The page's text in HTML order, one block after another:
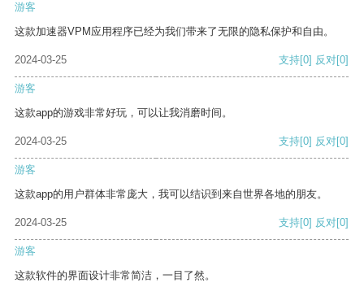
游客
这款加速器VPM应用程序已经为我们带来了无限的隐私保护和自由。
2024-03-25 支持[0] 反对[0]
游客
这款app的游戏非常好玩，可以让我消磨时间。
2024-03-25 支持[0] 反对[0]
游客
这款app的用户群体非常庞大，我可以结识到来自世界各地的朋友。
2024-03-25 支持[0] 反对[0]
游客
这款软件的界面设计非常简洁，一目了然。